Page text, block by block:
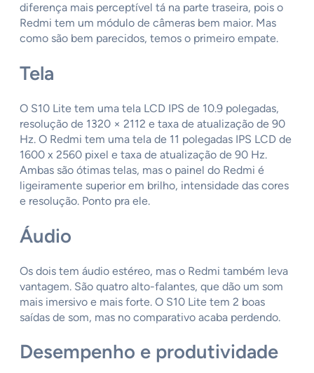
diferença mais perceptível tá na parte traseira, pois o
Redmi tem um módulo de câmeras bem maior. Mas
como são bem parecidos, temos o primeiro empate.
Tela
O S10 Lite tem uma tela LCD IPS de 10.9 polegadas,
resolução de 1320 × 2112 e taxa de atualização de 90
Hz. O Redmi tem uma tela de 11 polegadas IPS LCD de
1600 x 2560 pixel e taxa de atualização de 90 Hz.
Ambas são ótimas telas, mas o painel do Redmi é
ligeiramente superior em brilho, intensidade das cores
e resolução. Ponto pra ele.
Áudio
Os dois tem áudio estéreo, mas o Redmi também leva
vantagem. São quatro alto-falantes, que dão um som
mais imersivo e mais forte. O S10 Lite tem 2 boas
saídas de som, mas no comparativo acaba perdendo.
Desempenho e produtividade